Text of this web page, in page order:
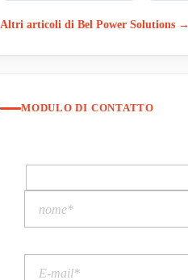
Altri articoli di Bel Power Solutions →
MODULO DI CONTATTO